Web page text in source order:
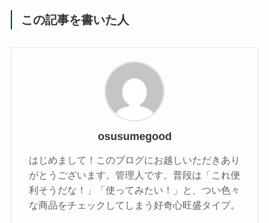
この記事を書いた人
osusumegood
はじめまして！このブログにお越しいただきあり
がとうございます。管理人です。普段は「これ便
利そうだな！」「使ってみたい！」と、つい色々
な商品をチェックしてしまう好奇心旺盛タイプ。